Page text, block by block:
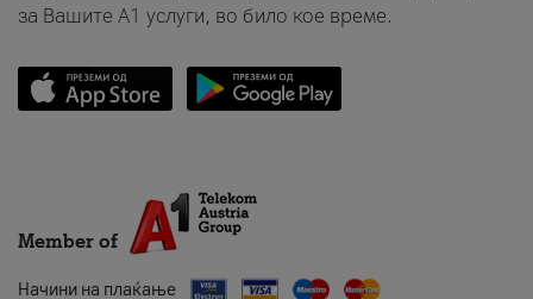
за Вашите A1 услуги, во било кое време.
Member of
Начини на плаќање